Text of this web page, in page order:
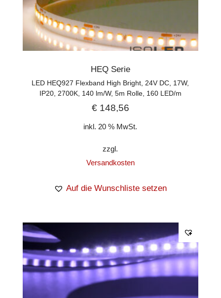
HEQ Serie
LED HEQ927 Flexband High Bright, 24V DC, 17W,
IP20, 2700K, 140 lm/W, 5m Rolle, 160 LED/m
€148,56
inkl. 20 % MwSt.
zzgl.
Versandkosten
Auf die Wunschliste setzen